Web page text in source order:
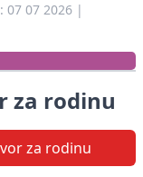
07 07 2026 |
za rodinu
za rodinu